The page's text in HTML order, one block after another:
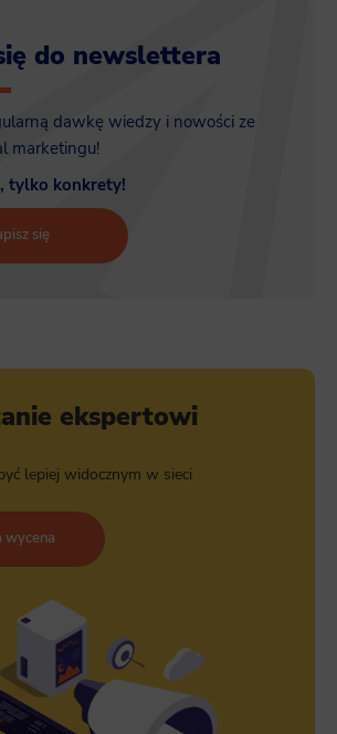
do newslettera
dawkę wiedzy i nowości ze
marketingu!
tylko konkrety!
się
ekspertowi
lepiej widocznym w sieci
wycena